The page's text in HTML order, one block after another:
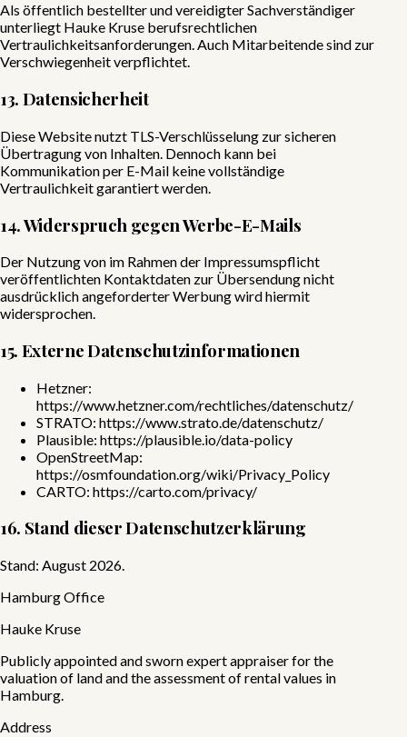
Als öffentlich bestellter und vereidigter Sachverständiger
unterliegt Hauke Kruse berufsrechtlichen
Vertraulichkeitsanforderungen. Auch Mitarbeitende sind zur
Verschwiegenheit verpflichtet.
13. Datensicherheit
Diese Website nutzt TLS-Verschlüsselung zur sicheren
Übertragung von Inhalten. Dennoch kann bei
Kommunikation per E-Mail keine vollständige
Vertraulichkeit garantiert werden.
14. Widerspruch gegen Werbe-E-Mails
Der Nutzung von im Rahmen der Impressumspflicht
veröffentlichten Kontaktdaten zur Übersendung nicht
ausdrücklich angeforderter Werbung wird hiermit
widersprochen.
15. Externe Datenschutzinformationen
Hetzner:
https://www.hetzner.com/rechtliches/datenschutz/
STRATO: https://www.strato.de/datenschutz/
Plausible: https://plausible.io/data-policy
OpenStreetMap:
https://osmfoundation.org/wiki/Privacy_Policy
CARTO: https://carto.com/privacy/
16. Stand dieser Datenschutzerklärung
Stand: August 2026.
Hamburg Office
Hauke Kruse
Publicly appointed and sworn expert appraiser for the
valuation of land and the assessment of rental values in
Hamburg.
Address